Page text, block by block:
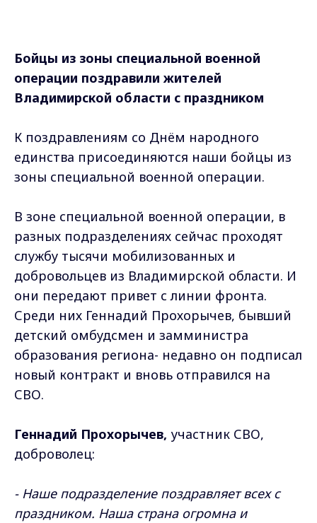
Бойцы из зоны специальной военной
операции поздравили жителей
Владимирской области с праздником
К поздравлениям со Днём народного
единства присоединяются наши бойцы из
зоны специальной военной операции.
В зоне специальной военной операции, в
разных подразделениях сейчас проходят
службу тысячи мобилизованных и
добровольцев из Владимирской области. И
они передают привет с линии фронта.
Среди них Геннадий Прохорычев, бывший
детский омбудсмен и замминистра
образования региона- недавно он подписал
новый контракт и вновь отправился на
СВО.
Геннадий Прохорычев, участник СВО,
доброволец:
- Наше подразделение поздравляет всех с
праздником. Наша страна огромна и